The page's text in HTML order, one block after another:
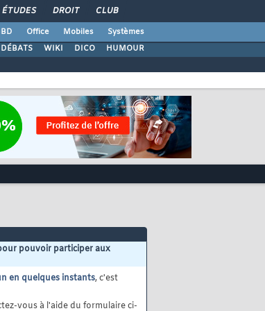
ÉTUDES DROIT CLUB
Office Mobiles
Systèmes
DÉBATS WIKI DICO HUMOUR
pouvoir participer aux
en quelques instants, c'est
vous à l'aide du formulaire ci-